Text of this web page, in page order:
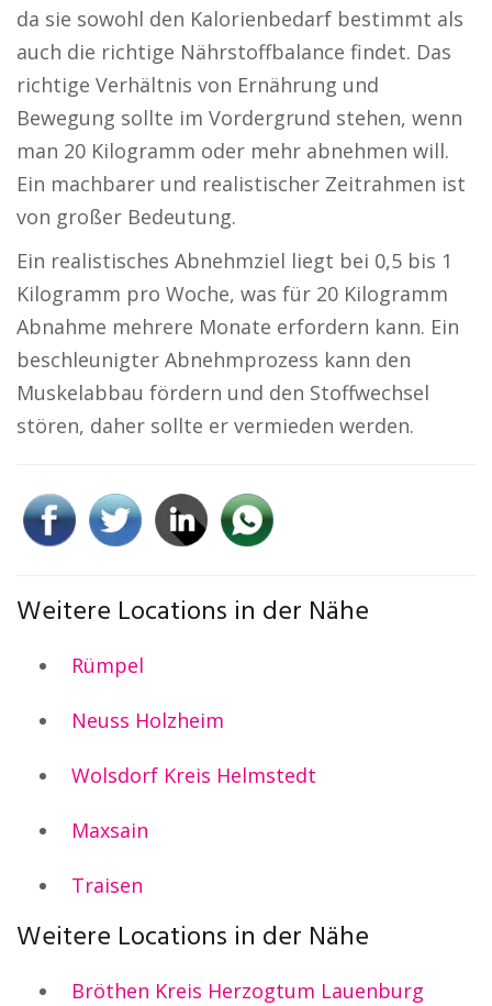
da sie sowohl den Kalorienbedarf bestimmt als
auch die richtige Nährstoffbalance findet. Das
richtige Verhältnis von Ernährung und
Bewegung sollte im Vordergrund stehen, wenn
man 20 Kilogramm oder mehr abnehmen will.
Ein machbarer und realistischer Zeitrahmen ist
von großer Bedeutung.
Ein realistisches Abnehmziel liegt bei 0,5 bis 1
Kilogramm pro Woche, was für 20 Kilogramm
Abnahme mehrere Monate erfordern kann. Ein
beschleunigter Abnehmprozess kann den
Muskelabbau fördern und den Stoffwechsel
stören, daher sollte er vermieden werden.
Weitere Locations in der Nähe
Rümpel
Neuss Holzheim
Wolsdorf Kreis Helmstedt
Maxsain
Traisen
Weitere Locations in der Nähe
Bröthen Kreis Herzogtum Lauenburg